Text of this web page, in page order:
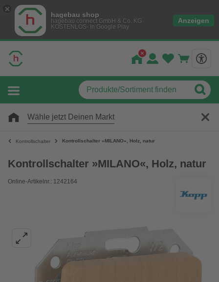
hagebau shop
hagebau connect GmbH & Co. KG
KOSTENLOS- In Google Play
Anzeigen
Wähle jetzt Deinen Markt
Kontrollschalter Kontrollschalter »MILANO«, Holz, natur
Kontrollschalter »MILANO«, Holz, natur
Online-Artikelnr.: 1242164